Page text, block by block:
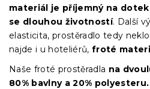
materiál je příjemný na
se dlouhou životností. Další
elasticita, prostěradlo tedy
najde i u hoteliérů,froté
Naše froté prostěradla na
80% bavlny a 20% polyesteru.